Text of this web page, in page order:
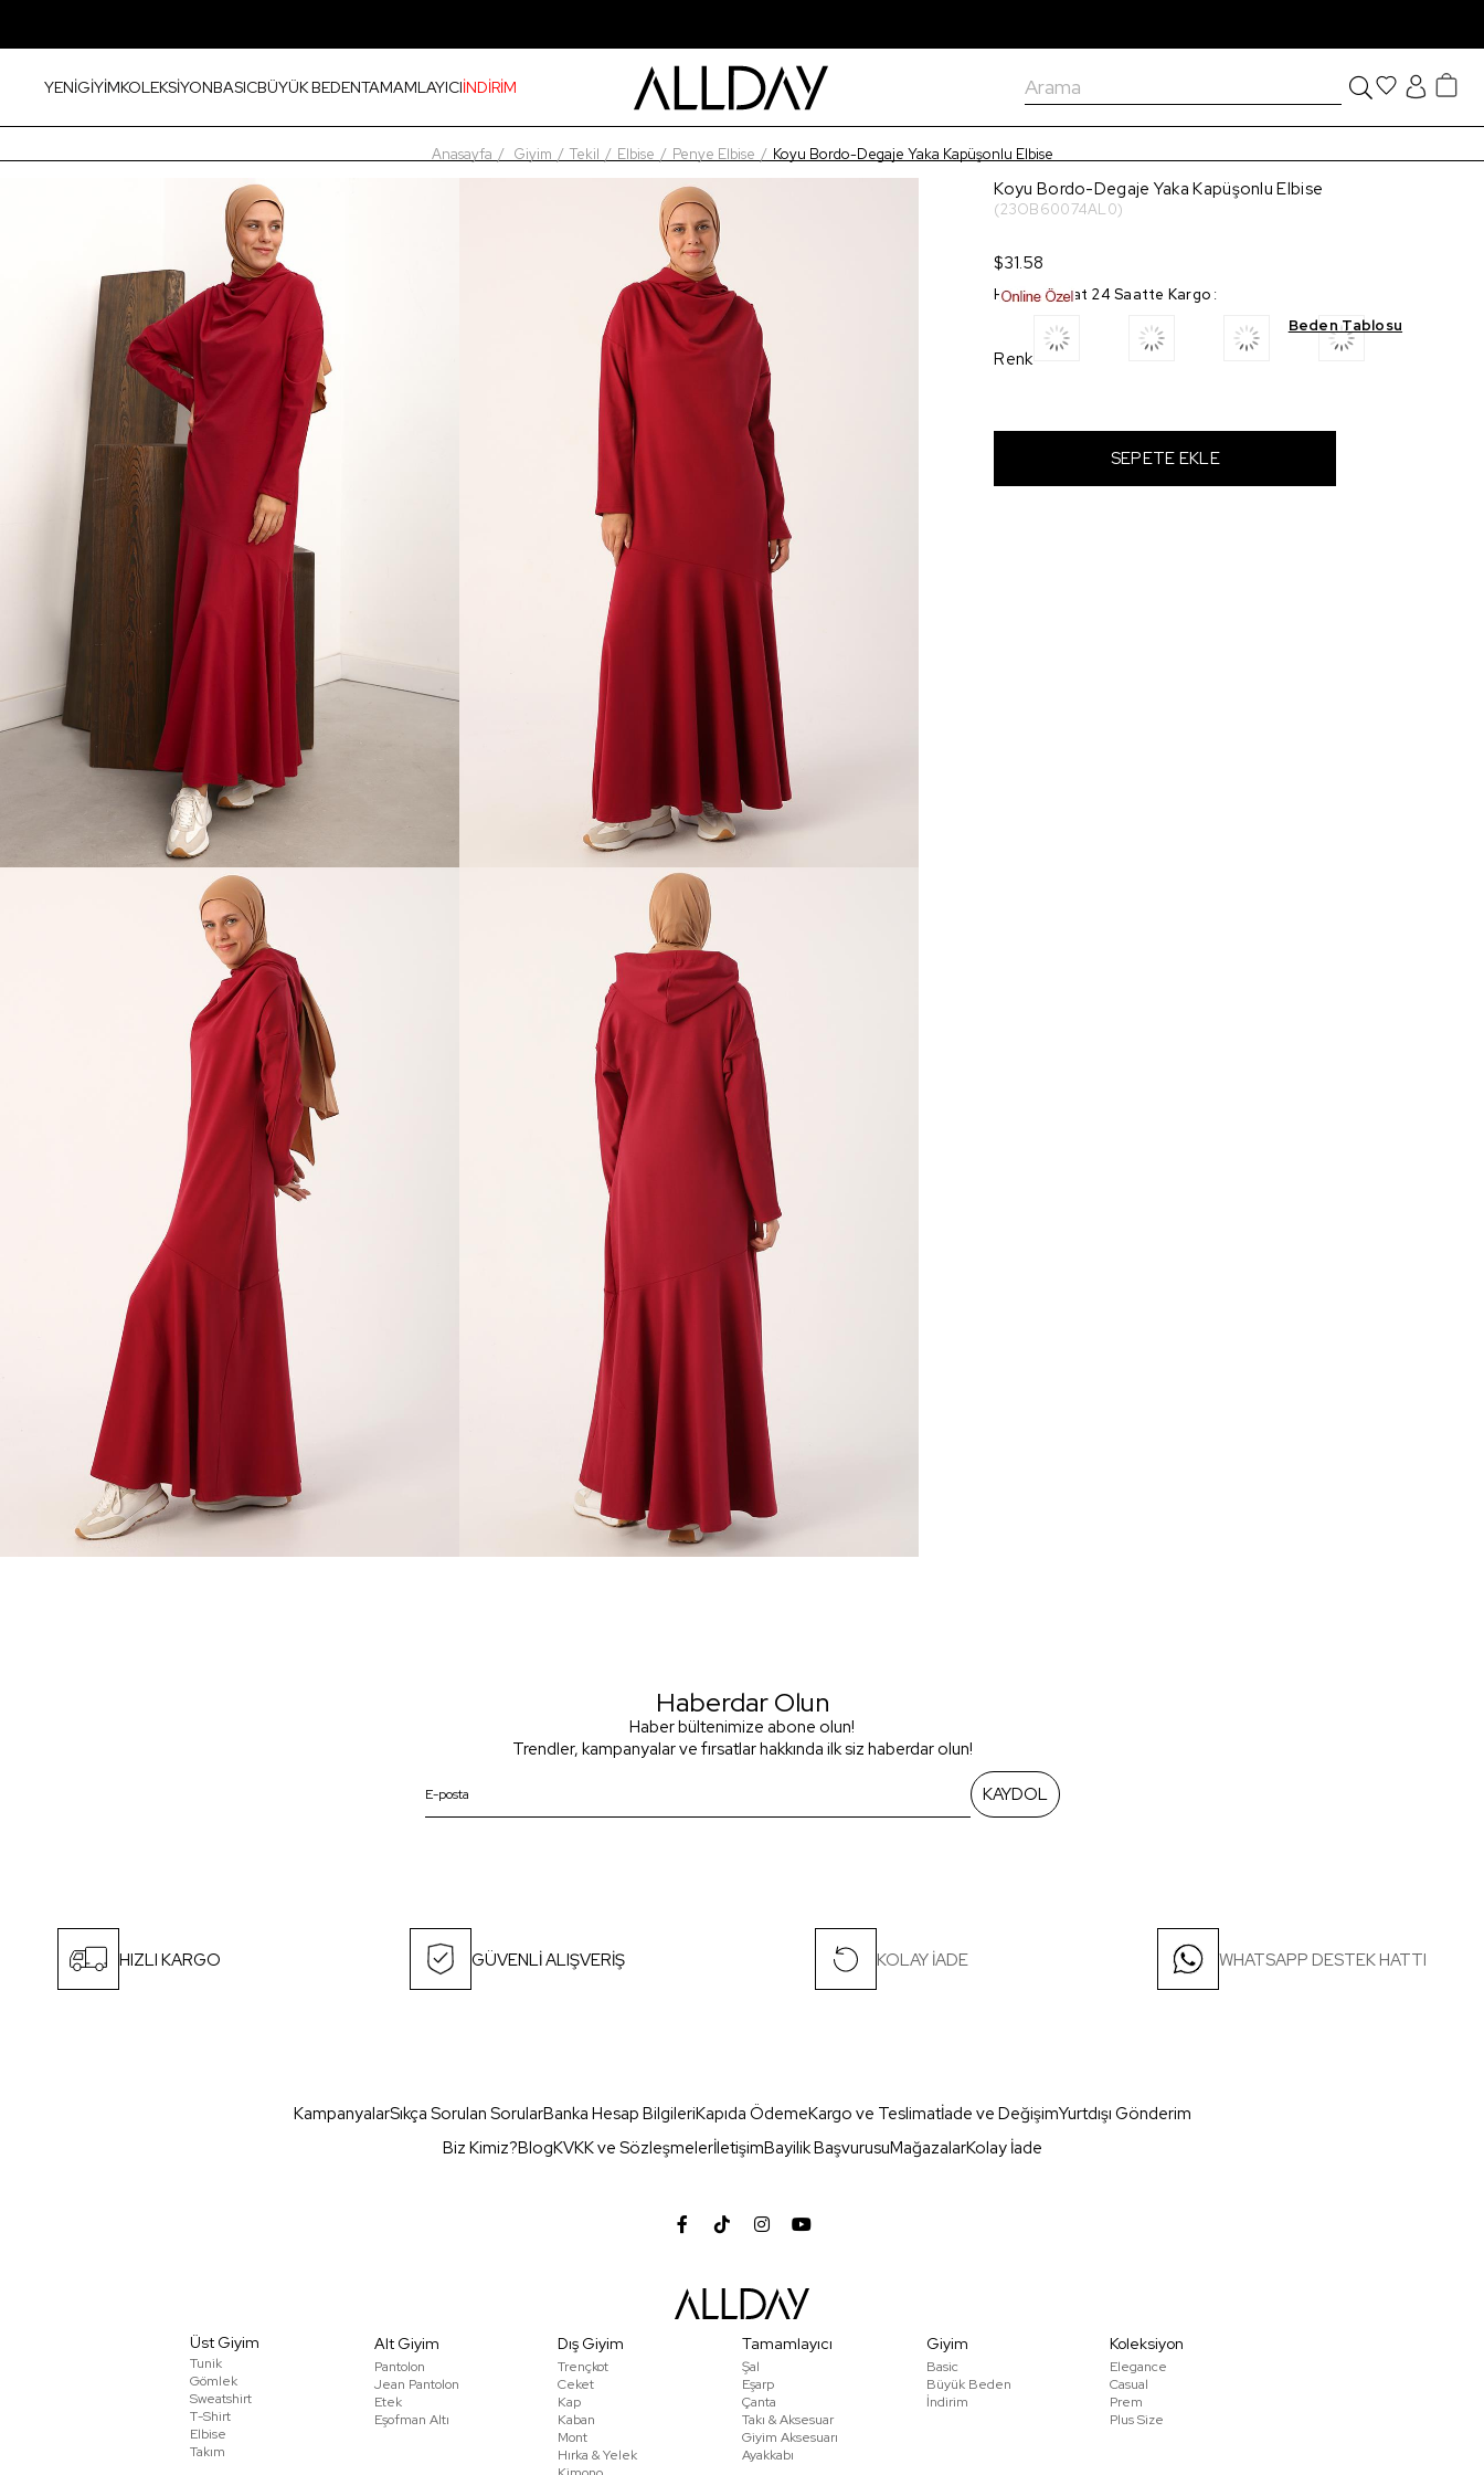
YENİGİYİMKOLEKSİYONBASICBÜYÜK BEDENTAMAMLAYICIİNDİRİM
Anasayfa Giyim Tekil Elbise Penye Elbise Koyu Bordo-Degaje Yaka Kapüşonlu Elbise
Koyu Bordo-Degaje Yaka Kapüşonlu Elbise
(23OB60074AL0)
$31.58
Hızlı Teslimat 24 Saatte Kargo :
Beden Tablosu
Renk
Haberdar Olun
Haber bültenimize abone olun!
Trendler, kampanyalar ve fırsatlar hakkında ilk siz haberdar olun!
KAYDOL
HIZLI KARGO GÜVENLİ ALIŞVERİŞ KOLAY İADE WHATSAPP DESTEK HATTI
KampanyalarSıkça Sorulan SorularBanka Hesap BilgileriKapıda ÖdemeKargo ve Teslimatİade ve DeğişimYurtdışı Gönderim
Biz Kimiz?BlogKVKK ve SözleşmelerİletişimBayilik BaşvurusuMağazalarKolay İade
Üst Giyim
Tunik
Gömlek
Sweatshirt
T-Shirt
Elbise
Takım
Alt Giyim
Pantolon
Jean Pantolon
Etek
Eşofman Altı
Dış Giyim
Trençkot
Ceket
Kap
Kaban
Mont
Hırka & Yelek
Tamamlayıcı
Şal
Eşarp
Çanta
Takı & Aksesuar
Giyim Aksesuarı
Ayakkabı
Giyim
Basic
Büyük Beden
İndirim
Koleksiyon
Elegance
Casual
Prem
Plus Size